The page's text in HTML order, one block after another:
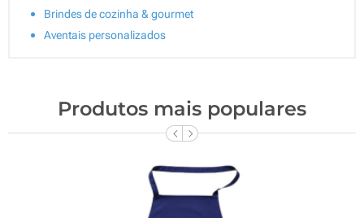
Brindes de cozinha & gourmet
Aventais personalizados
Produtos mais populares